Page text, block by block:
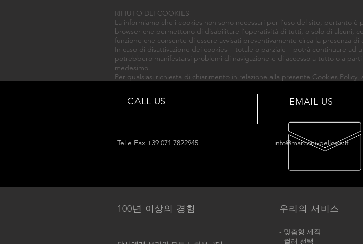
RIFIUTO DEI COOKIES
La informiamo che i cookies non sono necessari per l’uso del sito, pertanto
browser che permettono di disabilitare l’operatività di tutti, o solo di alcuni,
funzione che consente di essere avvisati preventivamente circa la presenza
In caso di disattivazione dei cookies – totale o parziale – potrà continuare ad
potrebbero manifestarsi problemi di navigazione e di accesso a tutto o a
medesimo.
Per qualsiasi richiesta di chiarimento in relazione alla presente Cookies Policy,
CALL US EMAIL US
Tel e Fax +39 071 7822945 info@marconi-bellows.it
100년 이상의 경험 우리의 서비스
- 맞춤형 제작
- 컬러 선택